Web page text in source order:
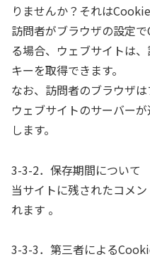
りませんか？それは
訪問者がブラウザの設定
る場合、ウェブサイトは
キーを取得できます。
なお、訪問者のブラウザ
ウェブサイトのサーバー
します。
3-3-2．保存期間について
当サイトに残されたコメ
れます 。
3-3-3．第三者による